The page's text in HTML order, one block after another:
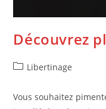
Découvrez
PostLibertinage
Vous souhaitez